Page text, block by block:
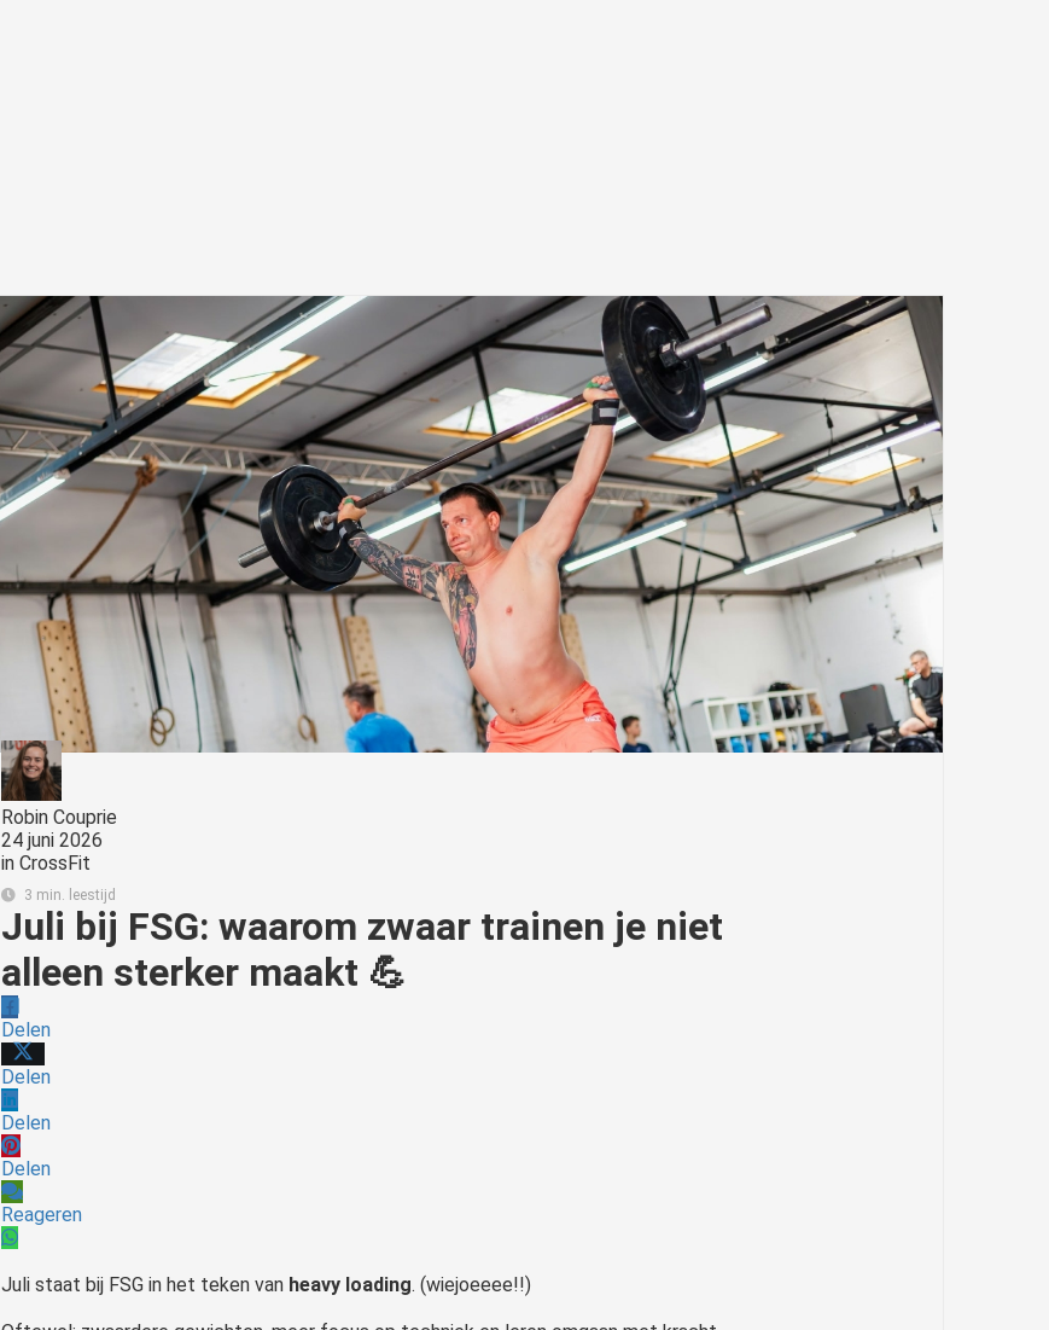
Robin Couprie
24 juni 2026
in CrossFit
3 min. leestijd
Juli bij FSG: waarom zwaar trainen je niet
alleen sterker maakt 💪
Delen
Delen
Delen
Delen
Reageren
Juli staat bij FSG in het teken van heavy loading. (wiejoeeee!!)